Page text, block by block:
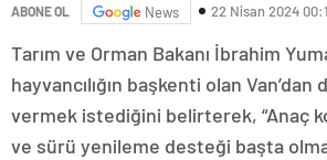
ABONE OL News 22 Nisan 2024
Tarım ve Orman Bakanı İbrahim
hayvancılığın başkenti olan Van’dan
vermek istediğini belirterek, “Anaç
ve sürü yenileme desteği başta